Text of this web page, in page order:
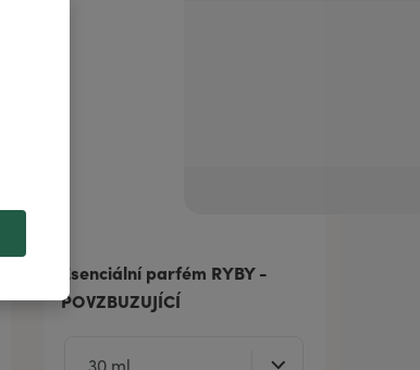
Esenciální parfém RYBY -
POVZBUZUJÍCÍ